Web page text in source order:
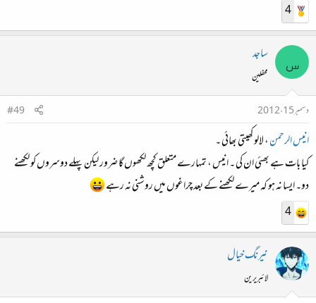
4
س ساجد
محفلین
دسمبر 15، 2012
#49
انیس الرحمن، لالو کھیتی بھائی ۔
کیا بات ہے بھئی ان کی ۔ انیس ، تمہارے متعلق کچھ لکھوں گا ضرور لیکن پہلے دوسروں کو لکھنے
دو۔ ایسا نہ ہو کہ میرے لکھنے کے بعد چراغوں میں روشنی نہ رہے
4
نیرنگ خیال
لائبریرین